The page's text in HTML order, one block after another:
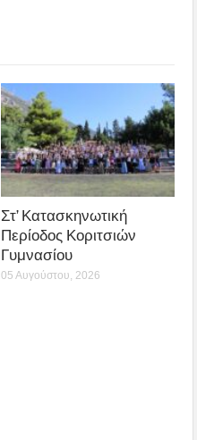
Στ’ Κατασκηνωτική
Περίοδος Κοριτσιών
Γυμνασίου
05 Αυγούστου, 2026